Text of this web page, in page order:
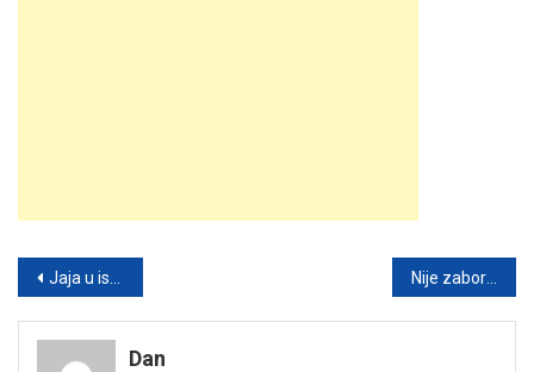
Post
navigation
Jaja u ishrani: Kako ih bezbedno čuvati, pripremati i maksimalno iskoristiti njihove nutritivne prednosti Nije zaboravila: Priča o budnosti, dostojanstvu i zaštiti sopstvenih prava
Dan